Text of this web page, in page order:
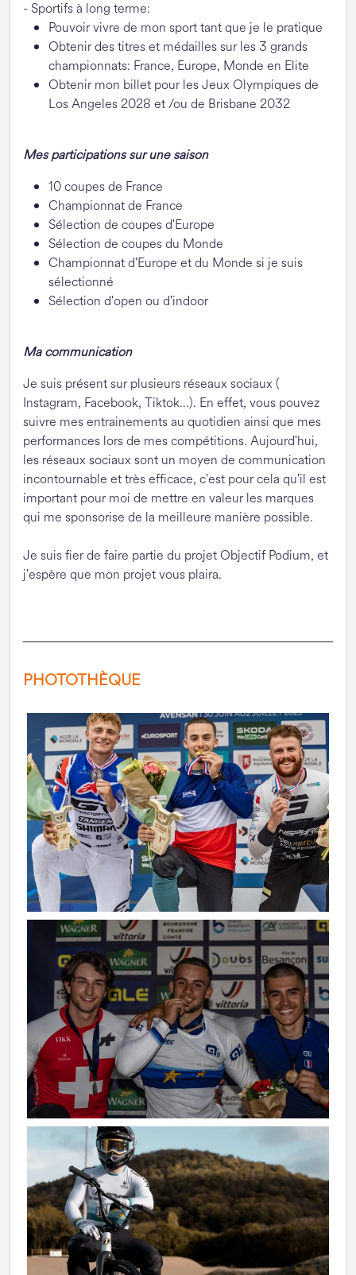
- Sportifs à long terme:
Pouvoir vivre de mon sport tant que je le pratique
Obtenir des titres et médailles sur les 3 grands
championnats: France, Europe, Monde en Elite
Obtenir mon billet pour les Jeux Olympiques de
Los Angeles 2028 et /ou de Brisbane 2032
Mes participations sur une saison
10 coupes de France
Championnat de France
Sélection de coupes d'Europe
Sélection de coupes du Monde
Championnat d'Europe et du Monde si je suis
sélectionné
Sélection d'open ou d'indoor
Ma communication
Je suis présent sur plusieurs réseaux sociaux (
Instagram, Facebook, Tiktok...). En effet, vous pouvez
suivre mes entrainements au quotidien ainsi que mes
performances lors de mes compétitions. Aujourd'hui,
les réseaux sociaux sont un moyen de communication
incontournable et très efficace, c'est pour cela qu'il est
important pour moi de mettre en valeur les marques
qui me sponsorise de la meilleure manière possible.
Je suis fier de faire partie du projet Objectif Podium, et
j'espère que mon projet vous plaira.
PHOTOTHÈQUE